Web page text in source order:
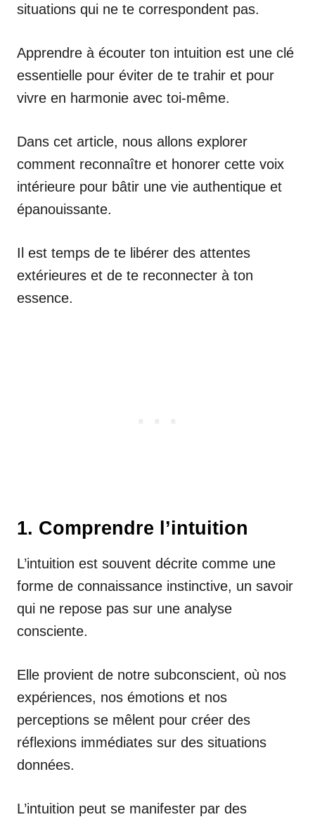
situations qui ne te correspondent pas.
Apprendre à écouter ton intuition est une clé
essentielle pour éviter de te trahir et pour
vivre en harmonie avec toi-même.
Dans cet article, nous allons explorer
comment reconnaître et honorer cette voix
intérieure pour bâtir une vie authentique et
épanouissante.
Il est temps de te libérer des attentes
extérieures et de te reconnecter à ton
essence.
1. Comprendre l’intuition
L’intuition est souvent décrite comme une
forme de connaissance instinctive, un savoir
qui ne repose pas sur une analyse
consciente.
Elle provient de notre subconscient, où nos
expériences, nos émotions et nos
perceptions se mêlent pour créer des
réflexions immédiates sur des situations
données.
L’intuition peut se manifester par des